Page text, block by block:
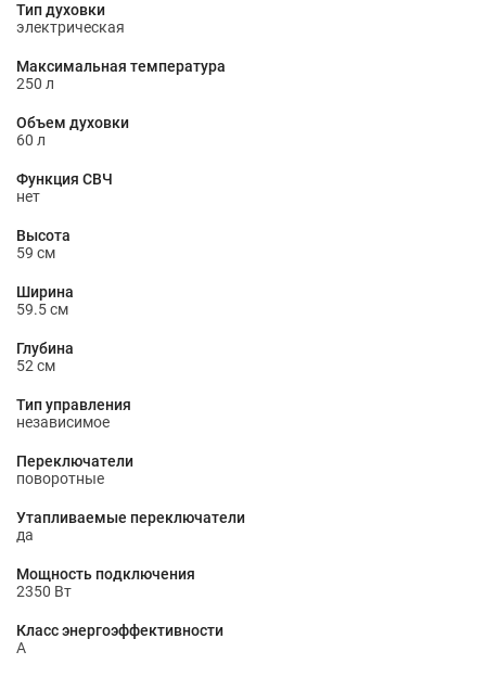
Тип духовки
электрическая
Максимальная температура
250 л
Объем духовки
60 л
Функция СВЧ
нет
Высота
59 см
Ширина
59.5 см
Глубина
52 см
Тип управления
независимое
Переключатели
поворотные
Утапливаемые переключатели
да
Мощность подключения
2350 Вт
Класс энергоэффективности
A